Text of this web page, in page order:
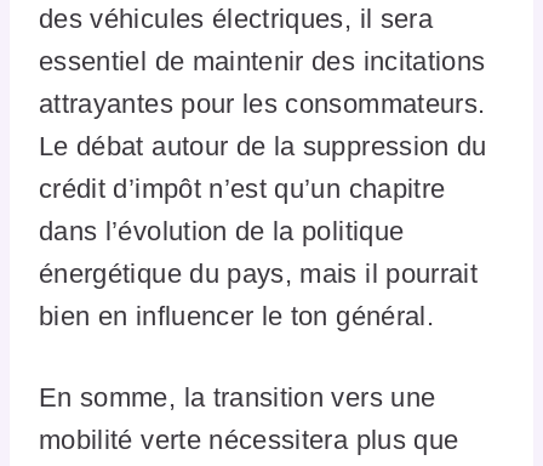
des véhicules électriques, il sera
essentiel de maintenir des incitations
attrayantes pour les consommateurs.
Le débat autour de la suppression du
crédit d’impôt n’est qu’un chapitre
dans l’évolution de la politique
énergétique du pays, mais il pourrait
bien en influencer le ton général.
En somme, la transition vers une
mobilité verte nécessitera plus que